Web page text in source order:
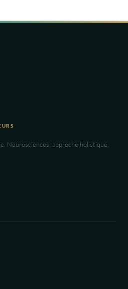
Neurosciences, approche holistique,